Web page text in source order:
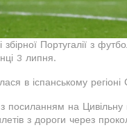
збірної Португалії з
3 липня.
в іспанському
посиланням на Цивільну
з дороги через